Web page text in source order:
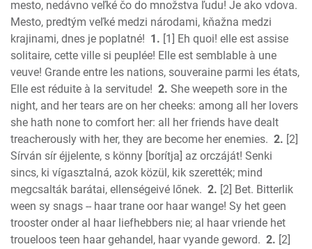
Ecclesiastes
S of Solomon
Isaiah
Jeremiah
Lamentations
Ezekiel
Daniel
Hosea
Joel
Amos
Obadiah
Jonah
Micah
mesto, nedávno veľké čo do množstva ľudu! Je ako vdova.
Mesto, predtým veľké medzi národami, kňažna medzi
krajinami, dnes je poplatné! 1. [1] Eh quoi! elle est assise
solitaire, cette ville si peuplée! Elle est semblable à une
veuve! Grande entre les nations, souveraine parmi les états,
Elle est réduite à la servitude! 2. She weepeth sore in the
night, and her tears are on her cheeks: among all her lovers
she hath none to comfort her: all her friends have dealt
treacherously with her, they are become her enemies. 2. [2]
Sírván sír éjjelente, s könny [borítja] az orczáját! Senki
sincs, ki vígasztalná, azok közül, kik szerették; mind
megcsalták barátai, ellenségeivé lőnek. 2. [2] Bet. Bitterlik
ween sy snags -- haar trane oor haar wange! Sy het geen
trooster onder al haar liefhebbers nie; al haar vriende het
troueloos teen haar gehandel, haar vyande geword. 2. [2]